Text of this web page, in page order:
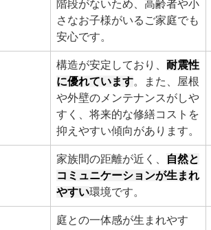
階段がないため、高齢者や小
さなお子様がいるご家庭でも
安心です。
構造が安定しており、 耐震性
に優れています。また、屋根
や外壁のメンテナンスがしや
すく、将来的な修繕コストを
抑えやすい傾向があります。
家族間の距離が近く、
自然と
コミュニケーションが生まれ
やすい環境です。
庭との一体感が生まれやす